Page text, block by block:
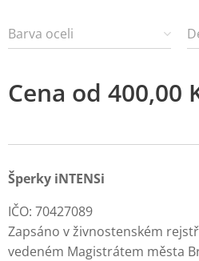
Barva oceli
Cena od 400,00
Šperky iNTENSi
IČO: 70427089
Zapsáno v živnostenském
vedeném Magistrátem města